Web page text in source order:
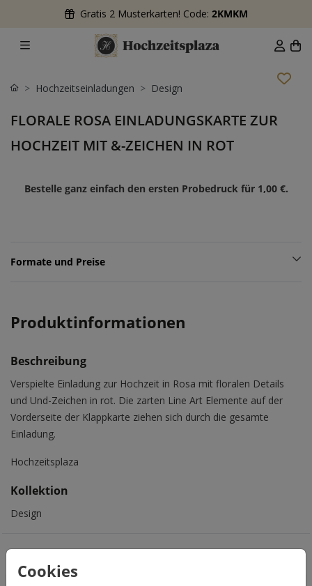
Gratis 2 Musterkarten! Code: 2KMKM
Cookies
Hochzeitseinladungen Design
FLORALE ROSA EINLADUNGSKARTE ZUR
HOCHZEIT MIT &-ZEICHEN IN ROT
Bestelle ganz einfach den ersten Probedruck für 1,00 €.
Formate und Preise
Produktinformationen
Beschreibung
Verspielte Einladung zur Hochzeit in Rosa mit floralen Details
und Und-Zeichen in rot. Die zarten Line Art Elemente auf der
Vorderseite der Klappkarte ziehen sich durch die gesamte
Einladung.
Hochzeitsplaza
Kollektion
Design